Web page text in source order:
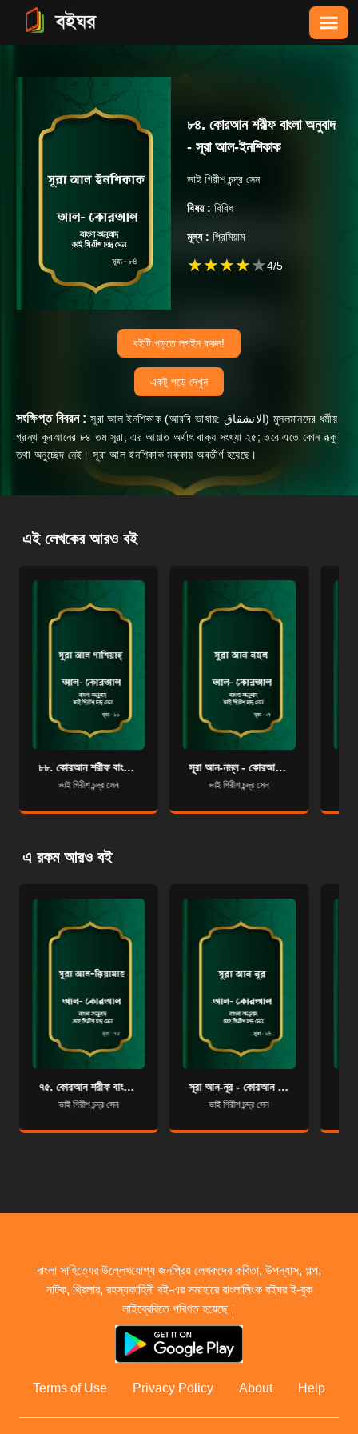
৮৪. কোরআন শরীফ বাংলা অনুবাদ
- সূরা আল-ইন‌শিকাক
ভাই গিরীশ চন্দ্র সেন
বিষয় : বিবিধ
মূল্য : প্রিমিয়াম
★★★★★4/5
বইটি পড়তে লগইন করুন!
একটু পড়ে দেখুন
সংক্ষিপ্ত বিবরন : সূরা আল ইন‌শিকাক (আরবি ভাষায়: الانشقاق‎) মুসলমানদের ধর্মীয়
গ্রন্থ কুরআনের ৮৪ তম সূরা, এর আয়াত অর্থাৎ বাক্য সংখ্যা ২৫; তবে এতে কোন রূকু
তথা অনুচ্ছেদ নেই। সূরা আল ইনশিকাক‌ মক্কায় অবতীর্ণ হয়েছে।
এই লেখকের আরও বই
৮৮. কোরআন শরীফ বাংলা অনুবাদ - সূরা আল-গাশিয়াহ্‌
ভাই গিরীশ চন্দ্র সেন
সূরা আন-নম্‌ল - কোরআন শরীফ বাংলা অনুবাদ - সূরা ২৭
ভাই গিরীশ চন্দ্র সেন
এ রকম আরও বই
৭৫. কোরআন শরীফ বাংলা অনুবাদ - সূরা আল-কিয়ামাহ
ভাই গিরীশ চন্দ্র সেন
সূরা আন-নূর - কোরআন শরীফ বাংলা অনুবাদ - সূরা ২৪
ভাই গিরীশ চন্দ্র সেন
বাংলা সাহিত্যের উল্লেখযোগ্য জনপ্রিয় লেখকদের কবিতা, উপন্যাস, গল্প,
নাটক, থ্রিলার, রহস্যকাহিনী বই-এর সমাহারে বাংলালিংক বইঘর ই-বুক
লাইব্রেরিতে পরিণত হয়েছে।
Terms of Use Privacy Policy About Help